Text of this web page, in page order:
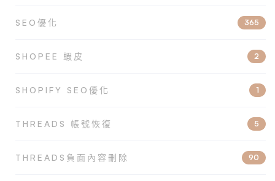
SEO優化 365
SHOPEE 蝦皮 2
SHOPIFY SEO優化 1
THREADS 帳號恢復 5
THREADS負面內容刪除 90